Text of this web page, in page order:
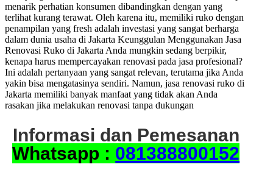
menarik perhatian konsumen dibandingkan dengan yang
terlihat kurang terawat. Oleh karena itu, memiliki ruko dengan
penampilan yang fresh adalah investasi yang sangat berharga
dalam dunia usaha di Jakarta Keunggulan Menggunakan Jasa
Renovasi Ruko di Jakarta Anda mungkin sedang berpikir,
kenapa harus mempercayakan renovasi pada jasa profesional?
Ini adalah pertanyaan yang sangat relevan, terutama jika Anda
yakin bisa mengatasinya sendiri. Namun, jasa renovasi ruko di
Jakarta memiliki banyak manfaat yang tidak akan Anda
rasakan jika melakukan renovasi tanpa dukungan
Informasi dan Pemesanan
Whatsapp : 081388800152